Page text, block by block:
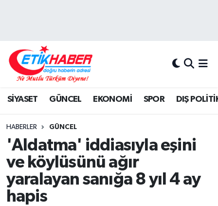
SİYASET GÜNCEL EKONOMİ SPOR DIŞ
HABERLER GÜNCEL
'Aldatma' iddiasıyla eşini
ve köylüsünü ağır
yaralayan sanığa 8 yıl 4 ay
hapis
DIŞ POLİTİKA
KÖŞE YAZILARI
KÜLTÜR-SANAT-MAGAZİN
Hava Durumu
Süper Lig Puan Durumu ve Fikstür
Tüm Manşetler
Son Dakika Haberleri